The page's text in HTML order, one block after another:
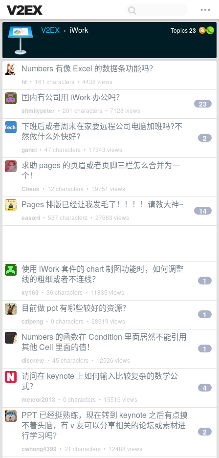
V2EX › iWork Topics23
Numbers 有像 Excel 的数据条功能吗？
ht • 161 characters • 4438 views
国内有公司用 iWork 办公吗？
shmilypeter • 201 characters • 7128 views
23
下班后或者周末在家要远程公司电脑加班吗?不
然做什么外快好?
gancl • 47 characters • 17343 views
2
求助 pages 的页眉或者页脚三栏怎么合并为一
个！
Cheuk • 12 characters • 19751 views
Pages 排版已经让我发毛了！！！！请教大神~
easonl • 537 characters • 27663 views
14
使用 iWork 套件的 chart 制图功能时，如何调整
线的粗细或者不连线？
xy163 • 36 characters • 11835 views
1
目前做 ppt 有哪些较好的资源？
czipeng • 0 characters • 28919 views
1
Numbers 的函数在 Condition 里面居然不能引用
其他 Cell 里面的值！
discrete • 45 characters • 12526 views
1
请问在 keynote 上如何输入比较复杂的数学公
式？
meteor2013 • 0 characters • 15516 views
4
PPT 已经挺熟练，现在转到 keynote 之后有点摸
不着头脑，有 v 友可以分享相关的论坛或素材进
行学习吗？
cwhong4399 • 21 characters • 12488 views
2